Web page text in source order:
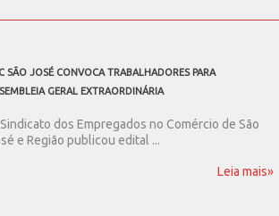
SÃO JOSÉ CONVOCA TRABALHADORES PARA
GERAL EXTRAORDINÁRIA
dos Empregados no Comércio de São
e Região publicou edital ...
Leia mais»